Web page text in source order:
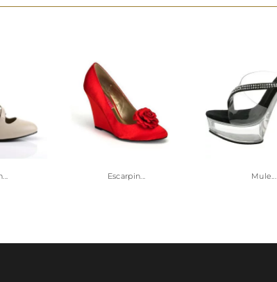
Escarpin... Mule...